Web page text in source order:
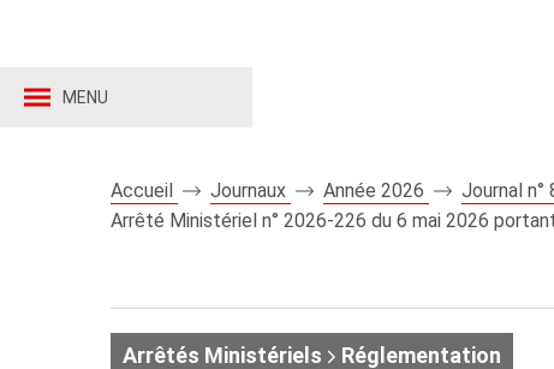
MENU
Accueil Journaux Année 2026
Journal n°
Arrêté Ministériel n° 2026‑226 du 6 mai 2026
Arrêtés Ministériels Réglementation